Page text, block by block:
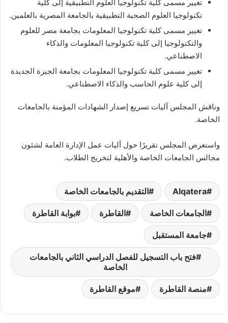
تغيير مسمى كلية تكنولوجيا العلوم التطبيقية إلى كلية
تكنولوجيا العلوم الصحية التطبيقية بالجامعة المصرية بالعلمين.
تغيير مسمى كلية تكنولوجيا المعلومات بجامعة مصر للعلوم
والتكنولوجيا إلى كلية تكنولوجيا المعلومات والذكاء
الاصطناعي.
تغيير مسمى كلية تكنولوجيا المعلومات بجامعة الجيزة الجديدة
إلى كلية علوم الحاسب والذكاء الاصطناعي.
وناقش المجلس آليات تسريع إصدار الشهادات المؤمنة بالجامعات
الخاصة.
واستعرض المجلس تقريرًا حول آليات عمل الإدارة العامة لشئون
مجالس الجامعات الخاصة والأهلية لتخريج الطلاب.
Alqatera التقديم بالجامعات الخاصة
الجامعات الخاصة القاطرة بوابة القاطرة
جامعة المستقبل
فتح باب التسجيل للفصل الدراسي الثاني بالجامعات
الخاصة
منصة القاطرة موقع القاطرة